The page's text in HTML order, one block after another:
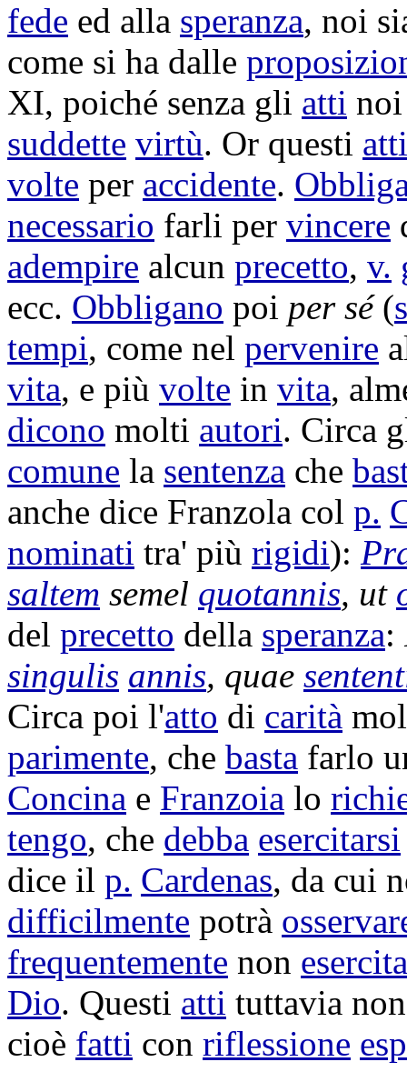
fede ed alla speranza, noi
come si ha dalle
XI, poiché senza gli atti
suddette virtù. Or questi atti
volte per accidente.
necessario farli per vincere
adempire alcun precetto, v.
ecc. Obbligano poi per sé(
tempi, come nel pervenire
vita, e più volte in vita,
dicono molti autori. Circa
comune la sentenza che
anche dice Franzola col p.
nominati tra' più rigidi):
saltem semel quotannis, ut
del precetto della speranza:
singulis annis, quae
Circa poi l'atto di carità
parimente, che basta farlo
Concina e Franzoia lo
tengo, che debba esercitarsi
dice il p. Cardenas, da cui
difficilmente potrà
frequentemente non esercita
Dio. Questi atti tuttavia
cioè fatti con riflessione